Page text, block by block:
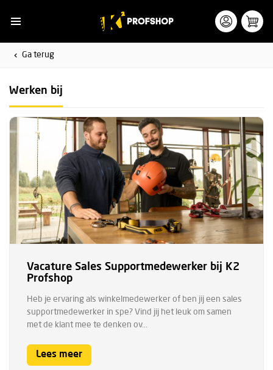
Ga terug
Werken bij
Vacature Sales Supportmedewerker bij K2
Profshop
Heb je ervaring als winkelmedewerker of ben jij een sales
supportmedewerker in spe? Vind jij het leuk om samen
met de klant mee te denken ov...
Lees meer